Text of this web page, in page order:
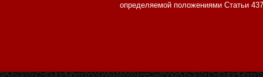
определяемой положениями Статьи